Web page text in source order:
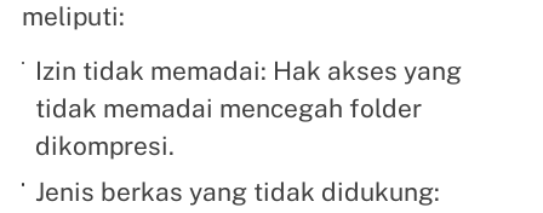
meliputi:
Izin tidak memadai: Hak akses yang
tidak memadai mencegah folder
dikompresi.
Jenis berkas yang tidak didukung: